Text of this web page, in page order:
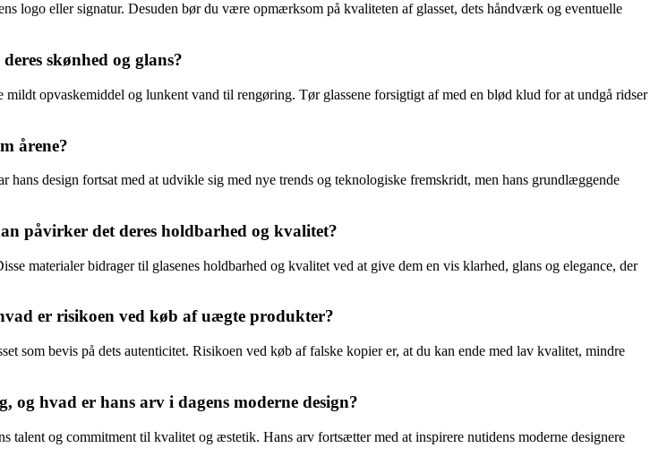
logo eller signatur. Desuden bør du være opmærksom på kvaliteten af glasset, dets håndværk og eventuelle
skønhed og glans?
opvaskemiddel og lunkent vand til rengøring. Tør glassene forsigtigt af med en blød klud for at undgå ridser
årene?
hans design fortsat med at udvikle sig med nye trends og teknologiske fremskridt, men hans grundlæggende
påvirker det deres holdbarhed og kvalitet?
materialer bidrager til glasenes holdbarhed og kvalitet ved at give dem en vis klarhed, glans og elegance, der
er risikoen ved køb af uægte produkter?
som bevis på dets autenticitet. Risikoen ved køb af falske kopier er, at du kan ende med lav kvalitet, mindre
og hvad er hans arv i dagens moderne design?
talent og commitment til kvalitet og æstetik. Hans arv fortsætter med at inspirere nutidens moderne designere